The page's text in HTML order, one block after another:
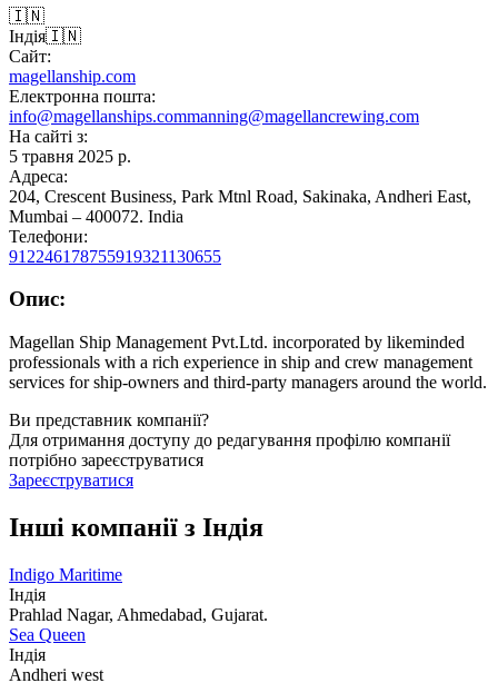
🇮🇳
Індiя🇮🇳
Сайт:
magellanship.com
Електронна пошта:
info@magellanships.commanning@magellancrewing.com
На сайті з:
5 травня 2025 р.
Адреса:
204, Crescent Business, Park Mtnl Road, Sakinaka, Andheri East,
Mumbai – 400072. India
Телефони:
912246178755919321130655
Опис:
Magellan Ship Management Pvt.Ltd. incorporated by likeminded
professionals with a rich experience in ship and crew management
services for ship-owners and third-party managers around the world.
Ви представник компанії?
Для отримання доступу до редагування профілю компанії
потрібно зареєструватися
Зареєструватися
Інші компанії з Індiя
Indigo Maritime
Індiя
Prahlad Nagar, Ahmedabad, Gujarat.
Sea Queen
Індiя
Andheri west